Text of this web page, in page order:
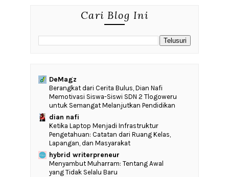
Cari Blog Ini
DeMagz
‎Berangkat dari Cerita Bulus, Dian Nafi
Memotivasi Siswa-Siswi SDN 2 Tlogoweru
untuk Semangat Melanjutkan Pendidikan
dian nafi
Ketika Laptop Menjadi Infrastruktur
Pengetahuan: Catatan dari Ruang Kelas,
Lapangan, dan Masyarakat
hybrid writerpreneur
Menyambut Muharram: Tentang Awal
yang Tidak Selalu Baru